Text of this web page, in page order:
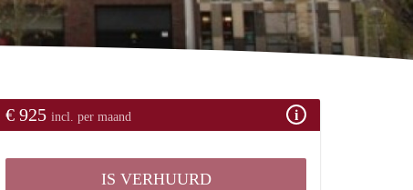
€ 925 incl. per maand
IS VERHUURD